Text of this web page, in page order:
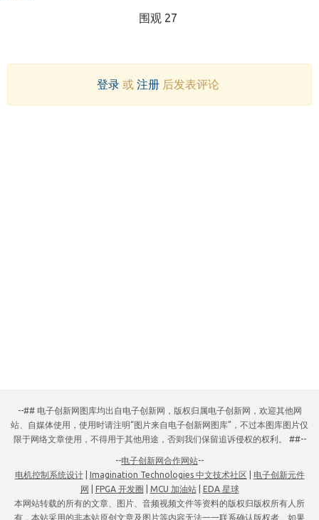
围观 27
登录或 注册后发表评论
--## 电子创新网图库均出自电子创新网，版权归属电子创新网，欢迎其他网
站、自媒体使用，使用时请注明“图片来自电子创新网图库”，不过本图库图片仅
限于网络文章使用，不得用于其他用途，否则我们保留追诉侵权的权利。 ##--
--电子创新网合作网站--
电机控制系统设计| Imagination Technologies 中文技术社区
电子创新元件
网
FPGA 开发圈 MCU 加油站| EDA 星球
本网站转载的所有的文章、图片、音频视频文件等资料的版权归版权所有人所
有，本站采用的非本站原创文章及图片等内容无法一一联系确认版权者。如果